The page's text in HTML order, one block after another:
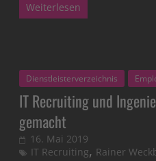
Weiterlesen
Dienstleisterverzeichnis
IT Recruiting und
gemacht
16. Mai 2019
IT Recruiting, Rainer